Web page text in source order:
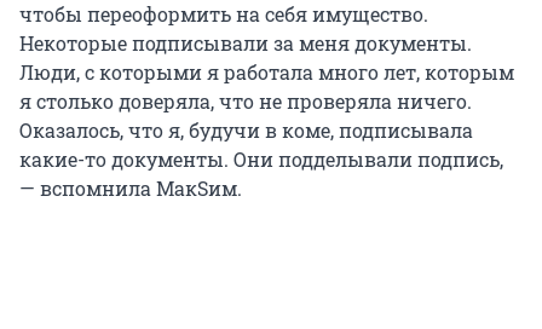
чтобы переоформить на себя имущество.
Некоторые подписывали за меня документы.
Люди, с которыми я работала много лет, которым
я столько доверяла, что не проверяла ничего.
Оказалось, что я, будучи в коме, подписывала
какие-то документы. Они подделывали подпись,
— вспомнила МакSим.